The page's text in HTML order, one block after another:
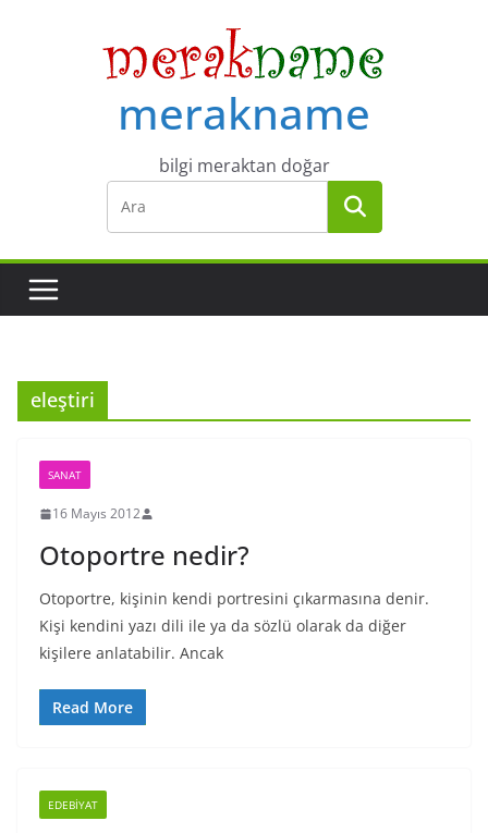
merakname
bilgi meraktan doğar
eleştiri
SANAT
16 Mayıs 2012
Otoportre nedir?
Otoportre, kişinin kendi portresini çıkarmasına denir.
Kişi kendini yazı dili ile ya da sözlü olarak da diğer
kişilere anlatabilir. Ancak
Read More
EDEBIYAT